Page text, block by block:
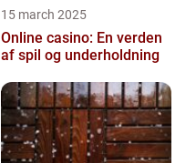
15 march 2025
Online casino: En verden
af spil og underholdning